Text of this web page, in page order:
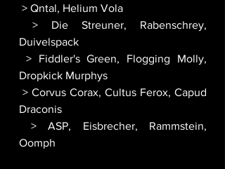
> Qntal, Helium Vola
Duivelspack
Dropkick Murphys
Draconis
Oomph